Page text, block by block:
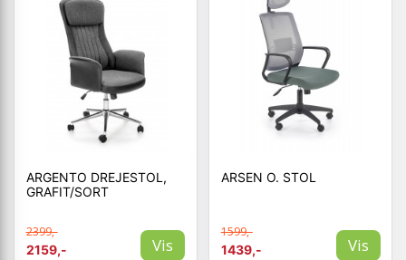
ARGENTO DREJESTOL,
GRAFIT/SORT
2399,-
2159,-
Vis
ARSEN O. STOL
1599,-
1439,-
Vis